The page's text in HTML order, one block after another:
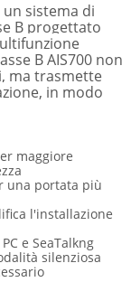
sistema di
B progettato
B AIS700 non
ma trasmette
in modo
maggiore
una portata più
l'installazione
e SeaTalkng
silenziosa